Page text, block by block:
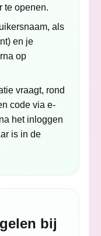
te openen.
als
en je
op
vraagt, rond
code via e-
het inloggen
is in de
bij